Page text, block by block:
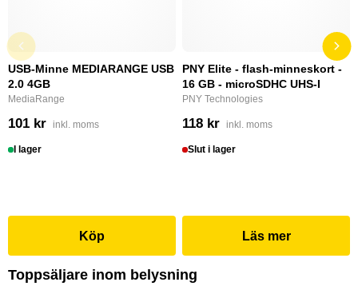
USB-Minne MEDIARANGE USB
2.0 4GB
MediaRange
101 kr inkl. moms
I lager
Köp
PNY Elite - flash-minneskort -
16 GB - microSDHC UHS-I
PNY Technologies
118 kr inkl. moms
Slut i lager
Läs mer
Toppsäljare inom belysning